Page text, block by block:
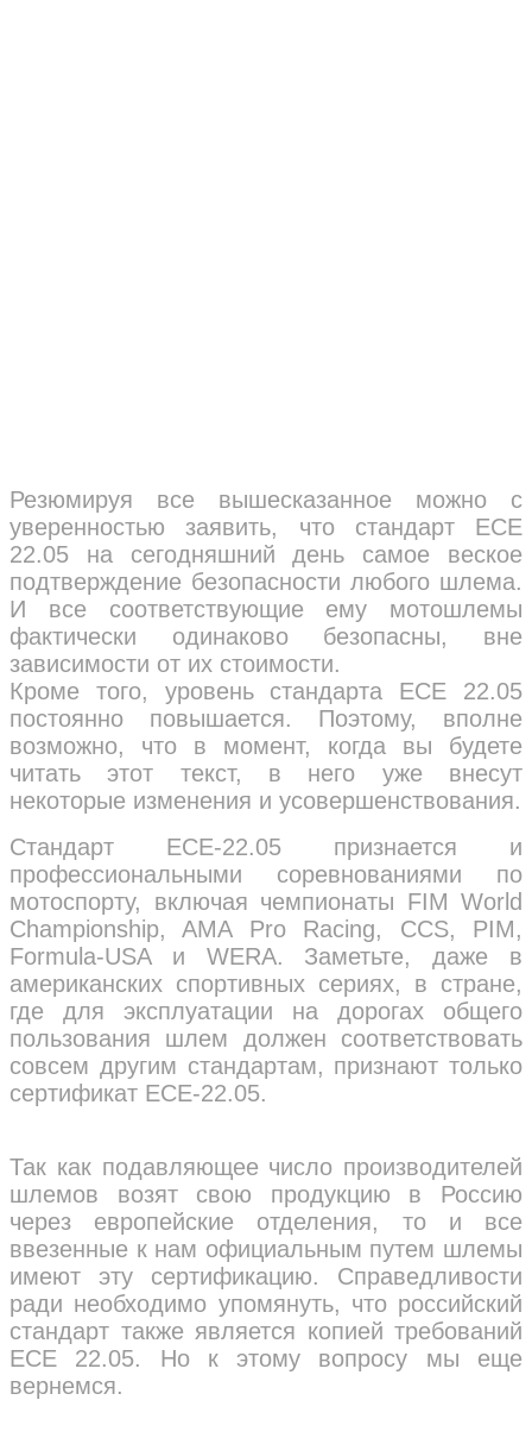
Резюмируя все вышесказанное можно с
уверенностью заявить, что стандарт ECE
22.05 на сегодняшний день самое веское
подтверждение безопасности любого шлема.
И все соответствующие ему мотошлемы
фактически одинаково безопасны, вне
зависимости от их стоимости.
Кроме того, уровень стандарта ECE 22.05
постоянно повышается. Поэтому, вполне
возможно, что в момент, когда вы будете
читать этот текст, в него уже внесут
некоторые изменения и усовершенствования.
Стандарт ECE-22.05 признается и
профессиональными соревнованиями по
мотоспорту, включая чемпионаты FIM World
Championship, AMA Pro Racing, CCS, PIM,
Formula-USA и WERA. Заметьте, даже в
американских спортивных сериях, в стране,
где для эксплуатации на дорогах общего
пользования шлем должен соответствовать
совсем другим стандартам, признают только
сертификат ECE-22.05.
Так как подавляющее число производителей
шлемов возят свою продукцию в Россию
через европейские отделения, то и все
ввезенные к нам официальным путем шлемы
имеют эту сертификацию. Справедливости
ради необходимо упомянуть, что российский
стандарт также является копией требований
ECE 22.05. Но к этому вопросу мы еще
вернемся.